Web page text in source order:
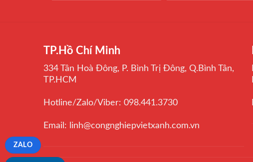
TP.Hồ Chí Minh
334 Tân Hoà Đông, P. Bình Trị Đông, Q.Bình Tân,
TP.HCM
Hotline/Zalo/Viber: 098.441.3730
Email: linh@congnghiepvietxanh.com.vn
ZALO